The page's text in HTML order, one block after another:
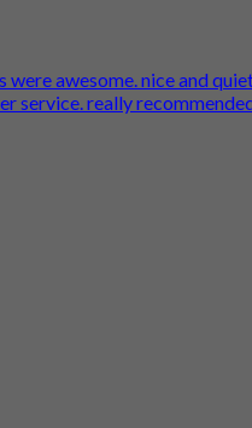
awesome. nice and
service. really